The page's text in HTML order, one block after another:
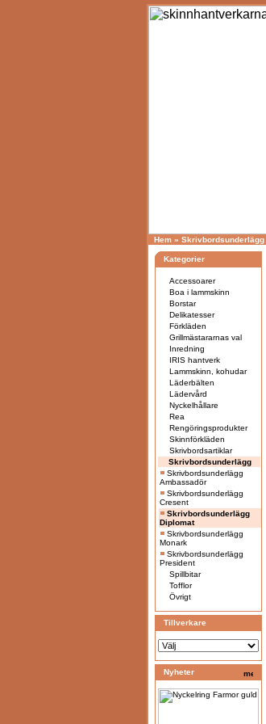
Hem » Skrivbordsunderlägg
Kategorier
Accessoarer
Boa i lammskinn
Borstar
Delikatesser
Förkläden
Grillmästararnas val
Inredning
IRIS hantverk
Lammskinn, kohudar
Läderbälten
Lädervård
Nyckelhållare
Rea
Rengöringsprodukter
Skinnförkläden
Skrivbordsartiklar
Skrivbordsunderlägg
Skrivbordsunderlägg
Ambassadör
Skrivbordsunderlägg
Cresent
Skrivbordsunderlägg
Diplomat
Skrivbordsunderlägg
Monark
Skrivbordsunderlägg
President
Spillbitar
Tofflor
Övrigt
Tillverkare
Nyheter